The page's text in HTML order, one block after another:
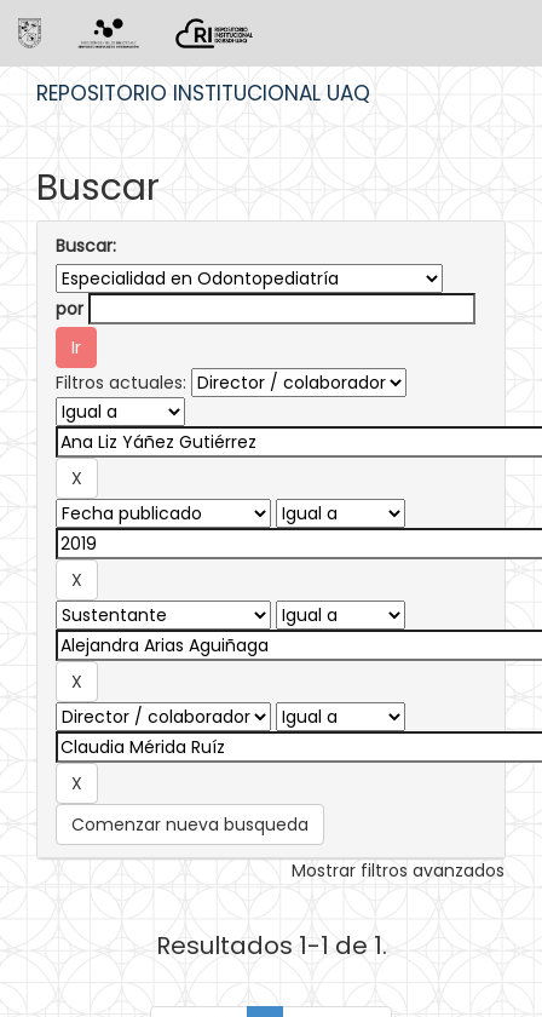
REPOSITORIO INSTITUCIONAL UAQ
Buscar
Buscar:
por
Filtros actuales:
Comenzar nueva busqueda
Mostrar filtros avanzados
Resultados 1-1 de 1.